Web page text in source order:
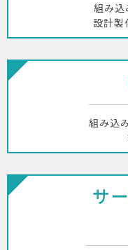
組み込
設計製
組み込
サ